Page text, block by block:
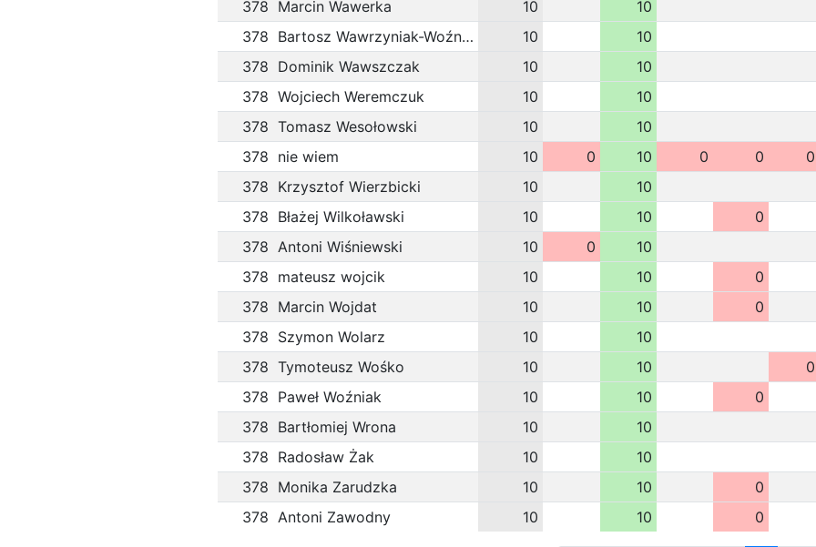
378 Marcin Wawerka 10
10
378
Bartosz Wawrzyniak-Woźniak 10
10
378 Dominik Wawszczak 10
10
378 Wojciech Weremczuk 10
10
378 Tomasz Wesołowski 10
10
378 nie wiem 10 0 10 0 0
0
378 Krzysztof Wierzbicki 10
10
378 Błażej Wilkoławski 10 10
0
378 Antoni Wiśniewski 10 0
10
378 mateusz wojcik 10 10
0
378 Marcin Wojdat 10 10
0
378 Szymon Wolarz 10
10
378 Tymoteusz Wośko 10 10
0
378 Paweł Woźniak 10 10
0
378 Bartłomiej Wrona 10
10
378 Radosław Żak 10
10
378 Monika Zarudzka 10 10
0
378 Antoni Zawodny 10 10 0